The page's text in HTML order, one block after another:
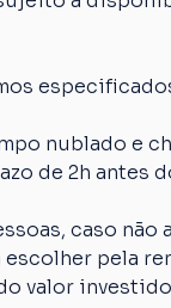
nublado e
de 2h antes
caso não
pela
valor